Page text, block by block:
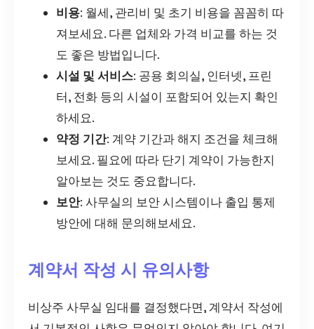
비용: 월세, 관리비 및 초기 비용을 꼼꼼히 따
져보세요. 다른 업체와 가격 비교를 하는 것
도 좋은 방법입니다.
시설 및 서비스: 공용 회의실, 인터넷, 프린
터, 전화 등의 시설이 포함되어 있는지 확인
하세요.
약정 기간: 계약 기간과 해지 조건을 체크해
보세요. 필요에 따라 단기 계약이 가능한지
알아보는 것도 중요합니다.
보안: 사무실의 보안 시스템이나 출입 통제
방안에 대해 문의해보세요.
계약서 작성 시 유의사항
비상주 사무실 임대를 결정했다면, 계약서 작성에